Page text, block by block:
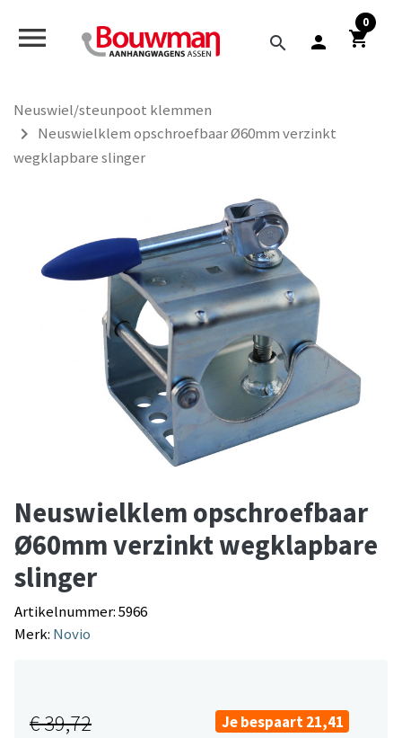
menu search person shopping_cart
0
Neuswiel/steunpoot klemmen
navigate_next Neuswielklem opschroefbaar Ø60mm verzinkt
wegklapbare slinger


Neuswielklem opschroefbaar
Ø60mm verzinkt wegklapbare
slinger
Artikelnummer: 5966
Merk: Novio
€ 39,72 Je bespaart 21,41